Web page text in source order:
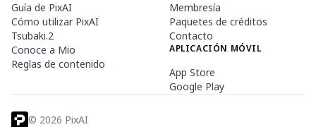
Guía de PixAI
Cómo utilizar PixAI
Tsubaki.2
Conoce a Mio
Reglas de contenido
Membresía
Paquetes de créditos
Contacto
APLICACIÓN MÓVIL
App Store
Google Play
© 2026 PixAI